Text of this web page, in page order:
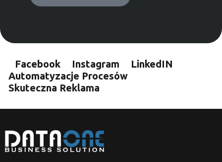
Facebook Instagram
LinkedIN
Automatyzacje Procesów
Skuteczna Reklama